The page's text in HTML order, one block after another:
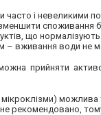
часто і невеликими
споживання
що
– вживання води не
прийняти
не рекомендовано,